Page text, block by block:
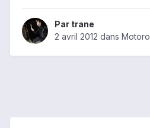
Par trane
2 avril 2012 dans